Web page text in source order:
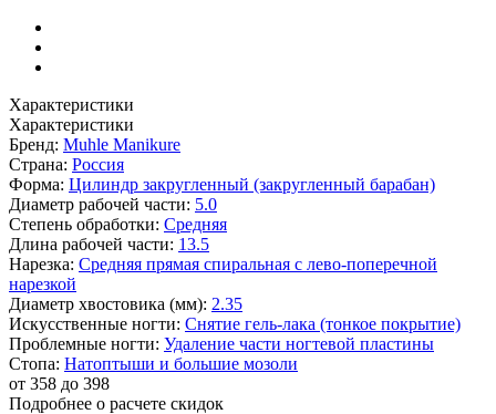
Характеристики
Характеристики
Бренд: Muhle Manikure
Страна: Россия
Форма: Цилиндр закругленный (закругленный барабан)
Диаметр рабочей части: 5.0
Степень обработки: Средняя
Длина рабочей части: 13.5
Нарезка: Средняя прямая спиральная с лево-поперечной
нарезкой
Диаметр хвостовика (мм): 2.35
Искусственные ногти: Снятие гель-лака (тонкое покрытие)
Проблемные ногти: Удаление части ногтевой пластины
Стопа: Натоптыши и большие мозоли
от 358 до 398
Подробнее о расчете скидок